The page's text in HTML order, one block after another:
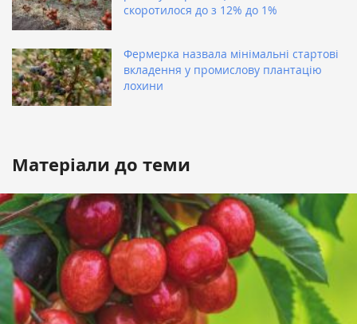
скоротилося до з 12% до 1%
Фермерка назвала мінімальні стартові
вкладення у промислову плантацію
лохини
Матеріали до теми